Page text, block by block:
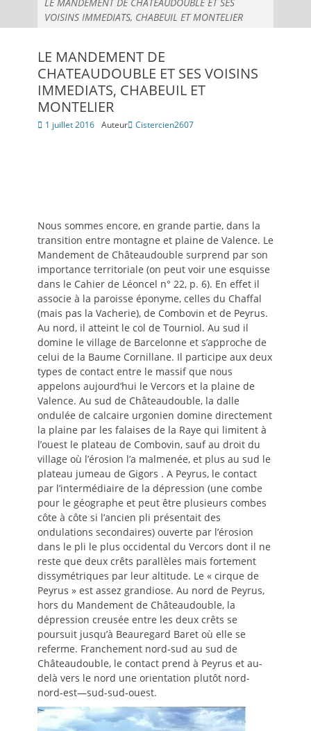
VOISINS IMMEDIATS, CHABEUIL ET MONTELIER
LE MANDEMENT DE
CHATEAUDOUBLE ET SES VOISINS
IMMEDIATS, CHABEUIL ET
MONTELIER
Posté
1 juillet 2016 Auteur Cistercien2607
Nous sommes encore, en grande partie, dans la
transition entre montagne et plaine de Valence. Le
Mandement de Châteaudouble surprend par son
importance territoriale (on peut voir une esquisse
dans le Cahier de Léoncel n° 22, p. 6). En effet il
associe à la paroisse éponyme, celles du Chaffal
(mais pas la Vacherie), de Combovin et de Peyrus.
Au nord, il atteint le col de Tourniol. Au sud il
domine le village de Barcelonne et s’approche de
celui de la Baume Cornillane. Il participe aux deux
types de contact entre le massif que nous
appelons aujourd’hui le Vercors et la plaine de
Valence. Au sud de Châteaudouble, la dalle
ondulée de calcaire urgonien domine directement
la plaine par les falaises de la Raye qui limitent à
l’ouest le plateau de Combovin, sauf au droit du
village où l’érosion l’a malmenée, et plus au sud le
plateau jumeau de Gigors . A Peyrus, le contact
par l’intermédiaire de la dépression (une combe
pour le géographe et peut être plusieurs combes
côte à côte si l’ancien pli présentait des
ondulations secondaires) ouverte par l’érosion
dans le pli le plus occidental du Vercors dont il ne
reste que deux crêts parallèles mais fortement
dissymétriques par leur altitude. Le « cirque de
Peyrus » est assez grandiose. Au nord de Peyrus,
hors du Mandement de Châteaudouble, la
dépression creusée entre les deux crêts se
poursuit jusqu’à Beauregard Baret où elle se
referme. Franchement nord-sud au sud de
Châteaudouble, le contact prend à Peyrus et au-
delà vers le nord une orientation plutôt nord-
nord-est—sud-sud-ouest.